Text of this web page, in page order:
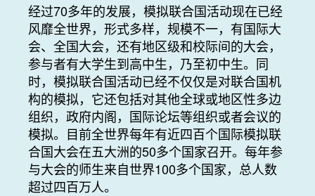
经过70多年的发展，模拟联合国活动现在已经
风靡全世界，形式多样，规模不一，有国际大
会、全国大会，还有地区级和校际间的大会，
参与者有大学生到高中生，乃至初中生。同
时，模拟联合国活动已经不仅仅是对联合国机
构的模拟，它还包括对其他全球或地区性多边
组织，政府内阁，国际论坛等组织或者会议的
模拟。目前全世界每年有近四百个国际模拟联
合国大会在五大洲的50多个国家召开。每年参
与大会的师生来自世界100多个国家，总人数
超过四百万人。